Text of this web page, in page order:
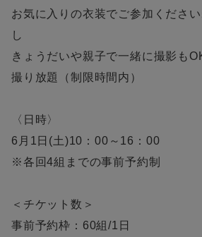
お気に入りの衣装でご参加くださ
し
きょうだいや親子で一緒に撮影も
撮り放題（制限時間内）
〈日時〉
6月1日(土)10：00～16：00
※各回4組までの事前予約制
＜チケット数＞
事前予約枠：60組/1日